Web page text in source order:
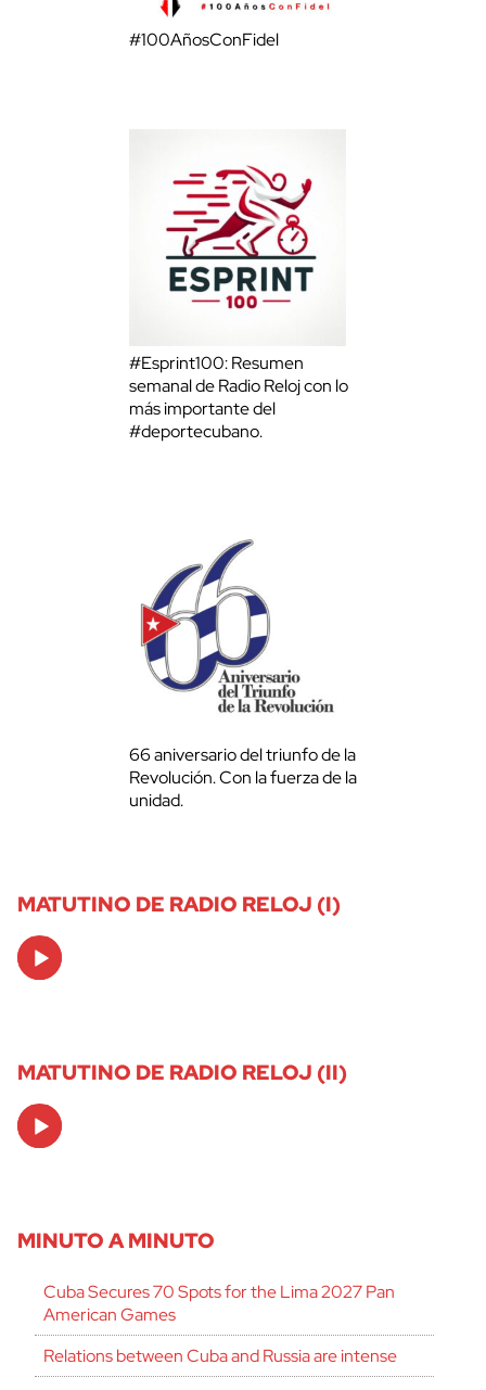
#100AñosConFidel
#Esprint100: Resumen
semanal de Radio Reloj con lo
más importante del
#deportecubano.
66 aniversario del triunfo de la
Revolución. Con la fuerza de la
unidad.
MATUTINO DE RADIO RELOJ (I)
Audio
Player
MATUTINO DE RADIO RELOJ (II)
Audio
Player
MINUTO A MINUTO
Cuba Secures 70 Spots for the Lima 2027 Pan
American Games
Relations between Cuba and Russia are intense